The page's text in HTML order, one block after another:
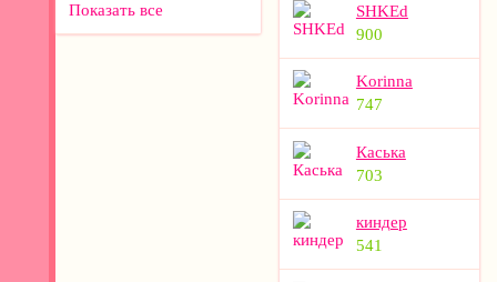
Показать все
SHKEd
900
Korinna
747
Каська
703
киндер
541